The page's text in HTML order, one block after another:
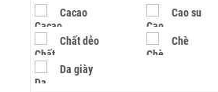
Cacao Cao su
Chất dẻo Chè
Da giày